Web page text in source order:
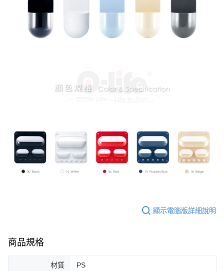
顯示電腦版詳細說明
商品規格
材質 PS